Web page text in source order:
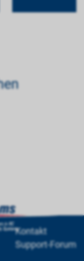
Kontakt
Support-Forum